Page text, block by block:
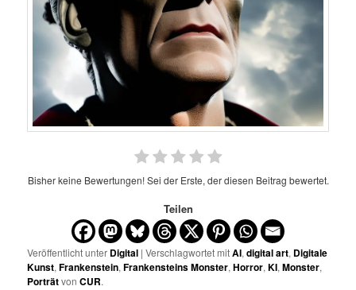
Bisher keine Bewertungen! Sei der Erste, der diesen Beitrag bewertet.
Teilen
Veröffentlicht unter Digital | Verschlagwortet mitAI,digital art, Digitale
Kunst,Frankenstein,Frankensteins Monster,Horror,KI,Monster,
PorträtvonCUR.